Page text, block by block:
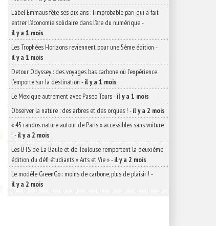
Label Emmaüs fête ses dix ans : l’improbable pari qui a fait
entrer l’économie solidaire dans l’ère du numérique-
il y a 1 mois
Les Trophées Horizons reviennent pour une 5ème édition -
il y a 1 mois
Detour Odyssey : des voyages bas carbone où l’expérience
l’emporte sur la destination -il y a 1 mois
Le Mexique autrement avec Paseo Tours-il y a 1 mois
Observer la nature : des arbres et des orques ! -il y a 2 mois
« 45 randos nature autour de Paris » accessibles sans voiture
! -il y a 2 mois
Les BTS de La Baule et de Toulouse remportent la deuxième
édition du défi étudiants « Arts et Vie »-il y a 2 mois
Le modèle GreenGo : moins de carbone, plus de plaisir ! -
il y a 2 mois